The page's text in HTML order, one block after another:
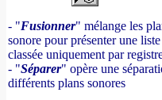
- "Fusionner" mélange les
sonore pour présenter une liste
classée uniquement par
- "Séparer" opère une
différents plans sonores